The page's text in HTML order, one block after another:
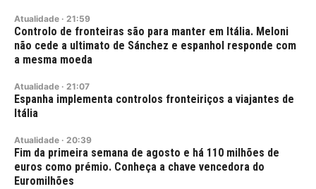
Atualidade · 21:59
Controlo de fronteiras são para manter em Itália. Meloni
não cede a ultimato de Sánchez e espanhol responde com
a mesma moeda
Atualidade · 21:07
Espanha implementa controlos fronteiriços a viajantes de
Itália
Atualidade · 20:39
Fim da primeira semana de agosto e há 110 milhões de
euros como prémio. Conheça a chave vencedora do
Euromilhões